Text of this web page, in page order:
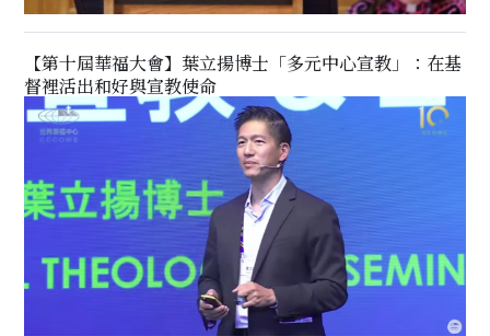
【第十屆華福大會】葉立揚博士「多元中心宣教」：在基
督裡活出和好與宣教使命